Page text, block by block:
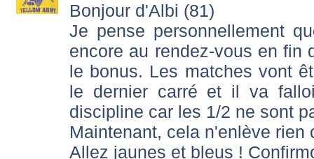
Bonjour d'Albi (81)
Je pense personnellement
encore au rendez-vous en fin
le bonus. Les matches vont
le dernier carré et il va
discipline car les 1/2 ne sont
Maintenant, cela n'enlève rien
Allez jaunes et bleus !